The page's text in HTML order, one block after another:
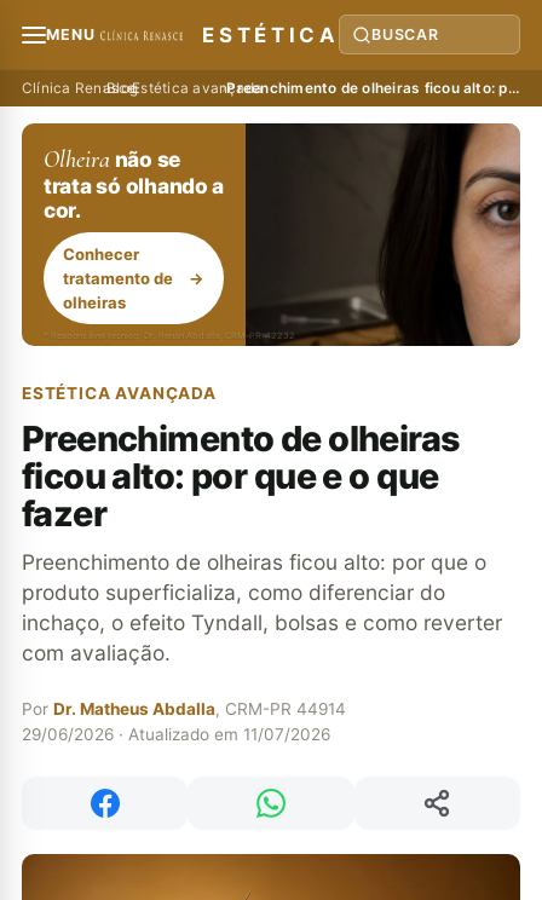
MENU ESTÉTICA BUSCAR
Clínica Renasce
›Blog
›Estética avançada
› Preenchimento de olheiras ficou alto: por que e o que fazer
Olheiranão se
trata só olhando a
cor.
Conhecer
tratamento de
olheiras
→
* Responsável técnico: Dr. Renan Abdalla, CRM-PR 42232
ESTÉTICA AVANÇADA
Preenchimento de olheiras
ficou alto: por que e o que
fazer
Preenchimento de olheiras ficou alto: por que o
produto superficializa, como diferenciar do
inchaço, o efeito Tyndall, bolsas e como reverter
com avaliação.
Por Dr. Matheus Abdalla, CRM-PR 44914
29/06/2026 · Atualizado em 11/07/2026
Compartilhar no FacebookCompartilhar no WhatsApp
Compartilhar